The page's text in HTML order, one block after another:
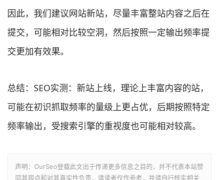
因此，我们建议网站新站，尽量丰富整站内容之后在
提交，可能相对比较空洞，然后按照一定输出频率提
交更加有效果。
总结：SEO实测：新站上线，理论上丰富内容的站，
可能在初识抓取频率的量级上更占优，后期按照特定
频率输出，受搜索引擎的重视度也可能相对较高。
声明：OurSeo登载此文出于传递更多信息之目的，并不代表本站赞
同其观点和对其真实性负责，请读者仅作参考，并请自行核实相关